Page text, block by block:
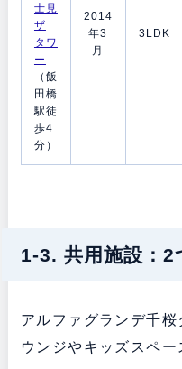
士見
ザ
タワ
ー
（飯
田橋
駅徒
歩4
分）
2014
年3
月
3LDK
1-3. 共用施設：2
アルファグランデ千
ウンジやキッズスペー